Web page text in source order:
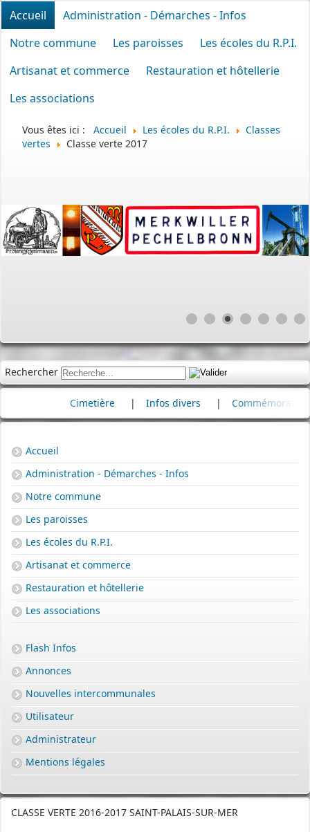
Accueil
Administration - Démarches - Infos
Notre commune
Les paroisses
Les écoles du R.P.I.
Artisanat et commerce
Restauration et hôtellerie
Les associations
Vous êtes ici : Accueil Les écoles du R.P.I.
Classes
vertes
Classe verte 2017
Rechercher
| Infos divers | Commémoration | 80e
Accueil
Administration - Démarches - Infos
Notre commune
Les paroisses
Les écoles du R.P.I.
Artisanat et commerce
Restauration et hôtellerie
Les associations
Flash Infos
Annonces
Nouvelles intercommunales
Utilisateur
Administrateur
Mentions légales
CLASSE VERTE 2016-2017 SAINT-PALAIS-SUR-MER